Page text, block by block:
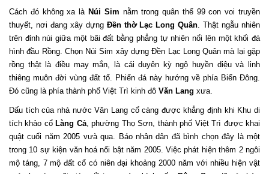
Cách đó không xa là Núi Sim nằm trong quân thể 99 con voi truyền
thuyết, nơi đang xây dựng Đền thờ Lạc Long Quân. Thật ngẫu nhiên
trên đỉnh núi giữa một bãi đất bằng phẳng tự nhiên nổi lên một khối đá
hình đầu Rồng. Chọn Núi Sim xây dựng Đền Lạc Long Quân mà lại gặp
rồng thật là điều may mắn, là cái duyên kỳ ngộ huyền diệu và linh
thiêng muôn đời vùng đất tổ. Phiến đá này hướng về phía Biển Đông.
Đó cũng là phía thành phố Việt Trì kinh đô Văn Lang xưa.
Dấu tích của nhà nước Văn Lang cổ càng được khẳng định khi Khu di
tích khảo cổ Làng Cả, phường Thọ Sơn, thành phố Việt Trì được khai
quật cuối năm 2005 vưà qua. Báo nhân dân đã bình chọn đây là một
trong 10 sự kiện văn hoá nổi bật năm 2005. Việc phát hiện thêm 2 ngôi
mộ táng, 7 mộ đất cổ có niên đại khoảng 2000 năm với nhiều hiện vật